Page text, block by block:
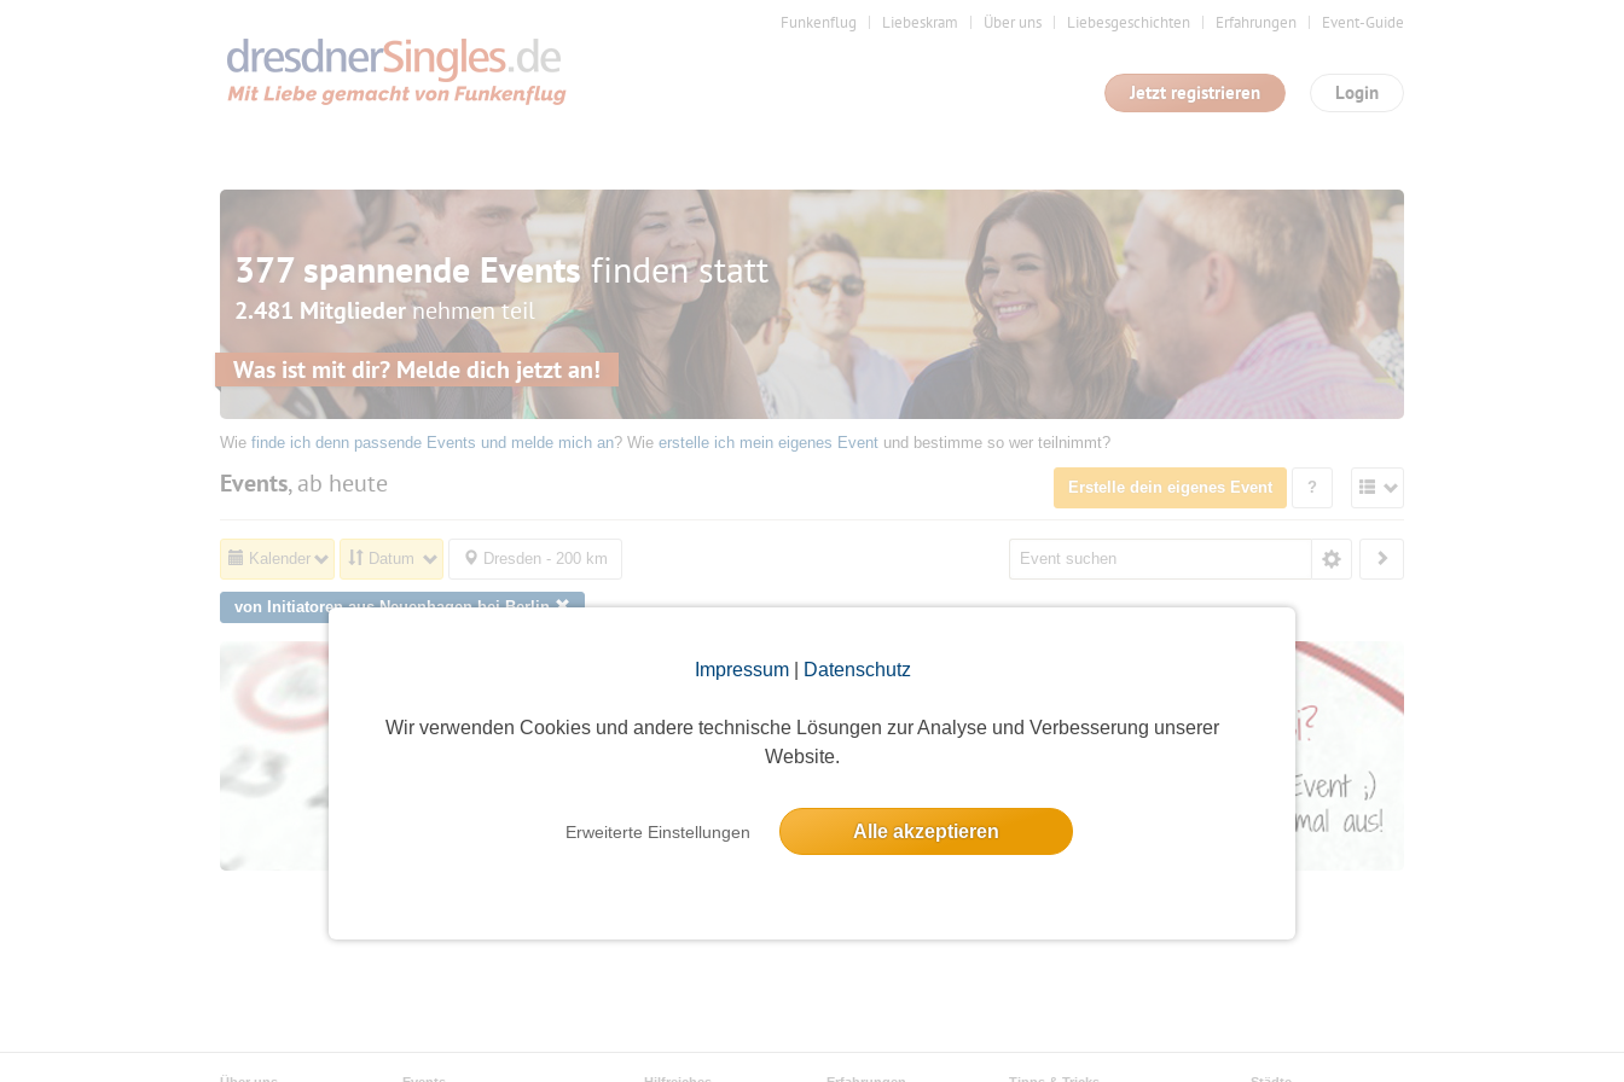
Impressum| Datenschutz
Wir verwenden Cookies und andere technische Lösungen zur Analyse und Verbesserung unserer
Website.
Erweiterte Einstellungen Alle akzeptieren
Funkenflug Liebeskram Über uns Liebesgeschichten Erfahrungen Event-Guide
Login
Jetzt registrieren
377 spannende Eventsfinden statt
2.481 Mitgliedernehmen teil
Was ist mit dir? Melde dich jetzt an!
Wie finde ich denn passende Events und melde mich an? Wie erstelle ich mein eigenes Event und bestimme so wer teilnimmt?
Events, ab heute Erstelle dein eigenes Event ?
Kalender Datum Dresden - 200 km
von Initiatoren aus Neuenhagen bei Berlin